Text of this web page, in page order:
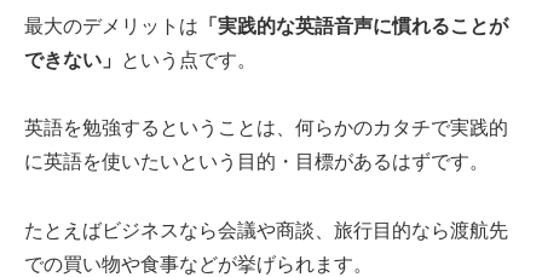
最大のデメリットは 「実践的な英語音声に慣れることが
できない」
という点です。
英語を勉強するということは、何らかのカタチで実践的
に英語を使いたいという目的・目標があるはずです。
たとえばビジネスなら会議や商談、旅行目的なら渡航先
での買い物や食事などが挙げられます。